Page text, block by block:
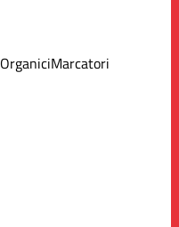
OrganiciMarcatori